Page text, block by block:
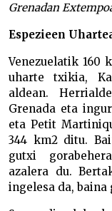
Grenadan
Espezieen
Venezuelatik 160
uharte txikia,
aldean.
Grenada eta
eta Petit
344 km2 ditu.
gutxi
azalera du.
ingelesa da,